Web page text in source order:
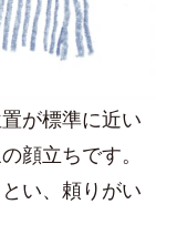
が標準に近い
顔立ちです。
い、頼りがい